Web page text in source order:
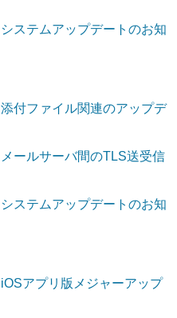
システムアップデートのお知
添付ファイル関連のアップデ
メールサーバ間のTLS送受信
システムアップデートのお知
iOSアプリ版メジャーアップ